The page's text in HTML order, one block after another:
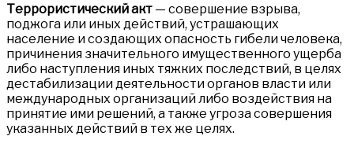
Террористический акт — совершение взрыва,
поджога или иных действий, устрашающих
население и создающих опасность гибели человека,
причинения значительного имущественного ущерба
либо наступления иных тяжких последствий, в целях
дестабилизации деятельности органов власти или
международных организаций либо воздействия на
принятие ими решений, а также угроза совершения
указанных действий в тех же целях.